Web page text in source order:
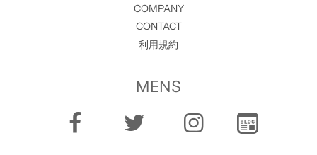
COMPANY
CONTACT
利用規約
MENS